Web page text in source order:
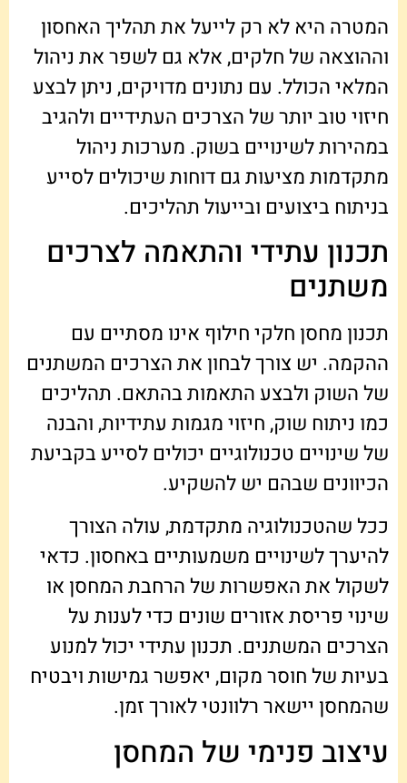
המטרה היא לא רק לייעל את תהליך האחסון
וההוצאה של חלקים, אלא גם לשפר את ניהול
המלאי הכולל. עם נתונים מדויקים, ניתן לבצע
חיזוי טוב יותר של הצרכים העתידיים ולהגיב
במהירות לשינויים בשוק. מערכות ניהול
מתקדמות מציעות גם דוחות שיכולים לסייע
בניתוח ביצועים ובייעול תהליכים.
תכנון עתידי והתאמה לצרכים
משתנים
תכנון מחסן חלקי חילוף אינו מסתיים עם
ההקמה. יש צורך לבחון את הצרכים המשתנים
של השוק ולבצע התאמות בהתאם. תהליכים
כמו ניתוח שוק, חיזוי מגמות עתידיות, והבנה
של שינויים טכנולוגיים יכולים לסייע בקביעת
הכיוונים שבהם יש להשקיע.
ככל שהטכנולוגיה מתקדמת, עולה הצורך
להיערך לשינויים משמעותיים באחסון. כדאי
לשקול את האפשרות של הרחבת המחסן או
שינוי פריסת אזורים שונים כדי לענות על
הצרכים המשתנים. תכנון עתידי יכול למנוע
בעיות של חוסר מקום, יאפשר גמישות ויבטיח
שהמחסן יישאר רלוונטי לאורך זמן.
עיצוב פנימי של המחסן